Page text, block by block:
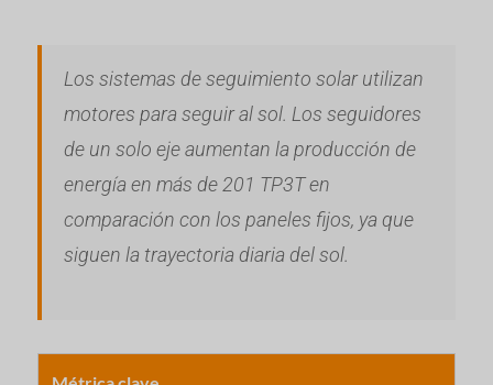
Los sistemas de seguimiento solar utilizan
motores para seguir al sol. Los seguidores
de un solo eje aumentan la producción de
energía en más de 201 TP3T en
comparación con los paneles fijos, ya que
siguen la trayectoria diaria del sol.